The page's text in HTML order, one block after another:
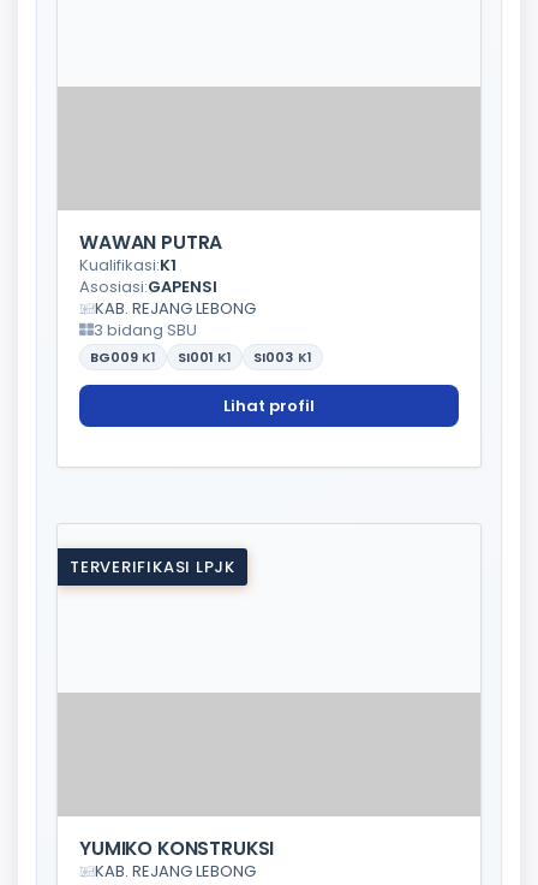
WAWAN PUTRA
Kualifikasi:K1
Asosiasi:GAPENSI
KAB. REJANG LEBONG
3 bidang SBU
BG009 K1 SI001 K1 SI003 K1
Lihat profil
TERVERIFIKASI LPJK
YUMIKO KONSTRUKSI
KAB. REJANG LEBONG